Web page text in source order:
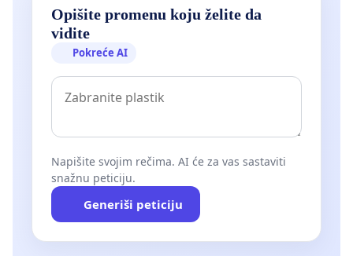
Opišite promenu koju želite da
vidite
Pokreće AI
Napišite svojim rečima. AI će za vas sastaviti
snažnu peticiju.
Generiši peticiju